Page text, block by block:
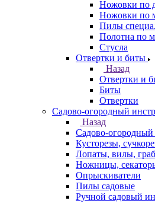
Ножовки по
Ножовки по
Пилы
Полотна по
Стусла
Отвертки и биты
Назад
Отвертки и
Биты
Отвертки
Садово-огородный
Назад
Садово-огородный
Кусторезы,
Лопаты, вилы,
Ножницы,
Опрыскиватели
Пилы садовые
Ручной садовый